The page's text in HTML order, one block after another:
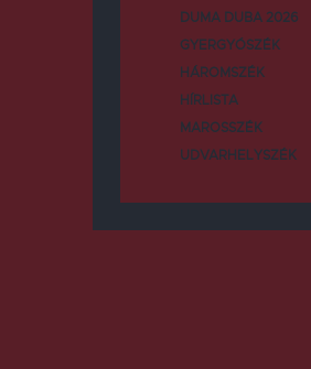
DUMA DUBA 2026
GYERGYÓSZÉK
HÁROMSZÉK
HÍRLISTA
MAROSSZÉK
UDVARHELYSZÉK